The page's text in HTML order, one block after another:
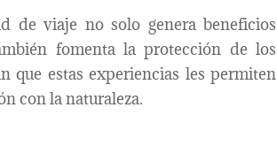
de viaje no solo genera beneficios
fomenta la protección de los
que estas experiencias les permiten
con la naturaleza.